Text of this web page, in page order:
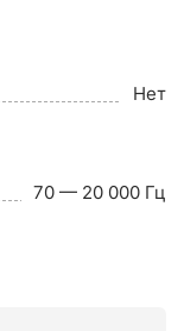
Нет
70 — 20 000 Гц